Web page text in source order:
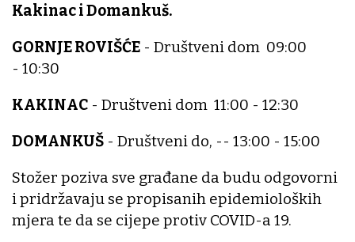
Kakinac i Domankuš.
GORNJE ROVIŠĆE - Društveni dom 09:00
- 10:30
KAKINAC - Društveni dom 11:00 - 12:30
DOMANKUŠ - Društveni do, -- 13:00 - 15:00
Stožer poziva sve građane da budu odgovorni
i pridržavaju se propisanih epidemioloških
mjera te da se cijepe protiv COVID-a 19.